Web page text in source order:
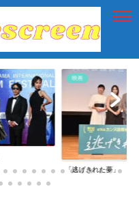
映画
「逃げきれた夢」